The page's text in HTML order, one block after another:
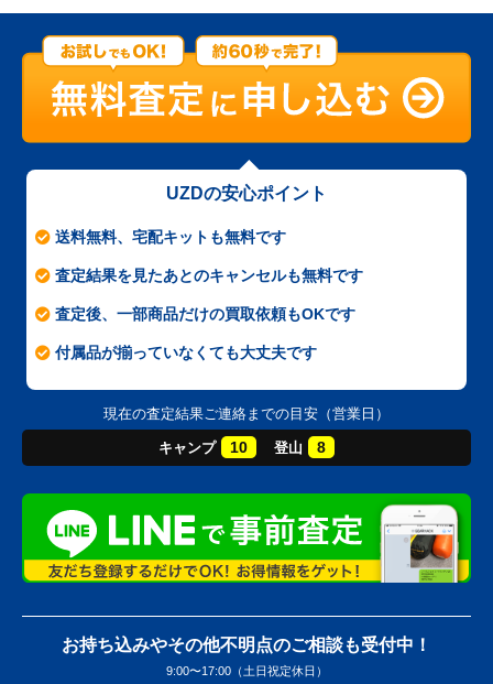
UZDの安心ポイント
送料無料、宅配キットも無料です
査定結果を見たあとのキャンセルも無料です
査定後、一部商品だけの買取依頼もOKです
付属品が揃っていなくても大丈夫です
現在の査定結果ご連絡までの目安（営業日）
キャンプ 10 登山 8
お持ち込みやその他不明点のご相談も受付中！
9:00〜17:00（土日祝定休日）